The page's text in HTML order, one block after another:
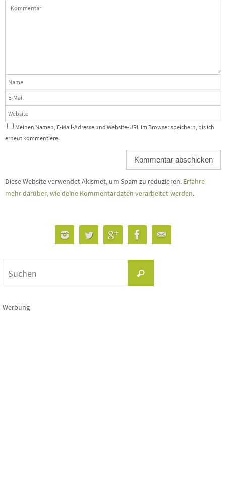
Meinen Namen, E-Mail-Adresse und Website-URL im Browser speichern, bis ich
erneut kommentiere.
Diese Website verwendet Akismet, um Spam zu reduzieren. Erfahre
mehr darüber, wie deine Kommentardaten verarbeitet werden.
Suchen
Werbung